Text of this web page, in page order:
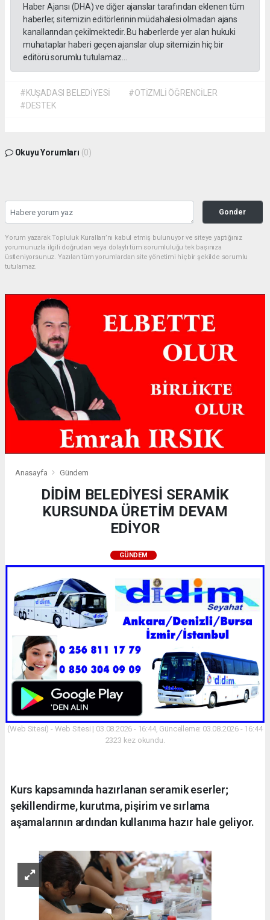
Haber Ajansı (DHA) ve diğer ajanslar tarafından eklenen tüm
haberler, sitemizin editörlerinin müdahalesi olmadan ajans
kanallarından çekilmektedir. Bu haberlerde yer alan hukuki
muhataplar haberi geçen ajanslar olup sitemizin hiç bir
editörü sorumlu tutulamaz...
#KUŞADASI BELEDİYESİ
#OTİZMLİ ÖĞRENCİLER
#DESTEK
Okuyu Yorumları (0)
Gonder
Yorum yazarak Topluluk Kuralları’nı kabul etmiş bulunuyor ve siteye yaptığınız
yorumunuzla ilgili doğrudan veya dolaylı tüm sorumluluğu tek başınıza
üstleniyorsunuz. Yazılan tüm yorumlardan site yönetimi hiçbir şekilde sorumlu
tutulamaz.
Anasayfa Gündem
DİDİM BELEDİYESİ SERAMİK
KURSUNDA ÜRETİM DEVAM
EDİYOR
GÜNDEM
(Web Sitesi) - Web Sitesi | 03.08.2026 - 16:44, Güncelleme: 03.08.2026 - 16:44
2323 kez okundu.
Kurs kapsamında hazırlanan seramik eserler;
şekillendirme, kurutma, pişirim ve sırlama
aşamalarının ardından kullanıma hazır hale geliyor.